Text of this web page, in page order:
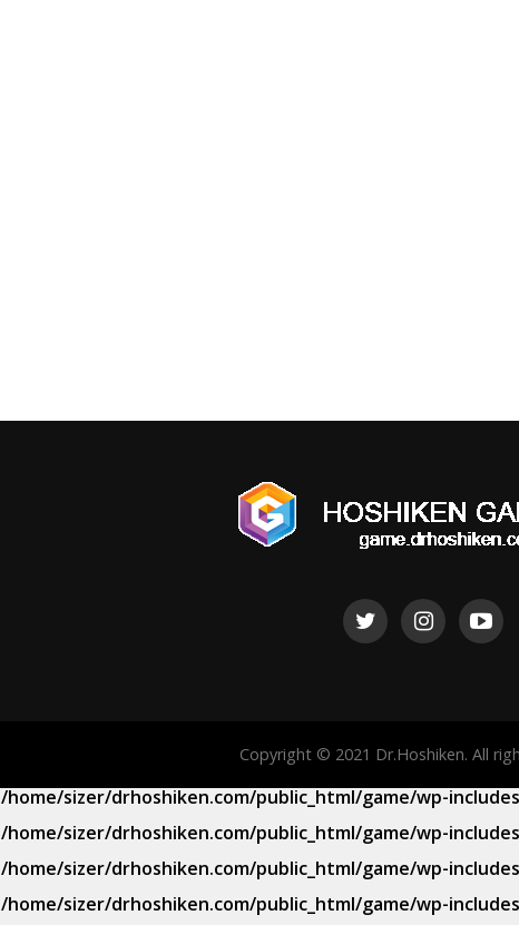
Copyright © 2021 Dr.Hoshiken. All
/home/sizer/drhoshiken.com/public_html/game/wp-
/home/sizer/drhoshiken.com/public_html/game/wp-
/home/sizer/drhoshiken.com/public_html/game/wp-
/home/sizer/drhoshiken.com/public_html/game/wp-